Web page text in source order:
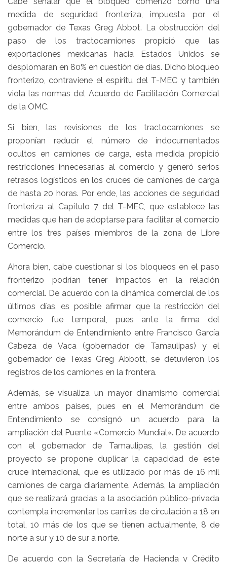
medida de seguridad fronteriza, impuesta por el
gobernador de Texas Greg Abbot. La obstrucción del
paso de los tractocamiones propició que las
exportaciones mexicanas hacia Estados Unidos se
desplomaran en 80% en cuestión de días. Dicho bloqueo
fronterizo, contraviene el espíritu del T-MEC y también
viola las normas del Acuerdo de Facilitación Comercial
de la OMC.
Si bien, las revisiones de los tractocamiones se
proponían reducir el número de indocumentados
ocultos en camiones de carga, esta medida propició
restricciones innecesarias al comercio y generó serios
retrasos logísticos en los cruces de camiones de carga
de hasta 20 horas. Por ende, las acciones de seguridad
fronteriza al Capítulo 7 del T-MEC, que establece las
medidas que han de adoptarse para facilitar el comercio
entre los tres países miembros de la zona de Libre
Comercio.
Ahora bien, cabe cuestionar si los bloqueos en el paso
fronterizo podrían tener impactos en la relación
comercial. De acuerdo con la dinámica comercial de los
últimos días, es posible afirmar que la restricción del
comercio fue temporal, pues ante la firma del
Memorándum de Entendimiento entre Francisco García
Cabeza de Vaca (gobernador de Tamaulipas) y el
gobernador de Texas Greg Abbott, se detuvieron los
registros de los camiones en la frontera.
Además, se visualiza un mayor dinamismo comercial
entre ambos países, pues en el Memorándum de
Entendimiento se consignó un acuerdo para la
ampliación del Puente «Comercio Mundial». De acuerdo
con el gobernador de Tamaulipas, la gestión del
proyecto se propone duplicar la capacidad de este
cruce internacional, que es utilizado por más de 16 mil
camiones de carga diariamente. Además, la ampliación
que se realizará gracias a la asociación público-privada
contempla incrementar los carriles de circulación a 18 en
total, 10 más de los que se tienen actualmente, 8 de
norte a sur y 10 de sur a norte.
De acuerdo con la Secretaría de Hacienda y Crédito